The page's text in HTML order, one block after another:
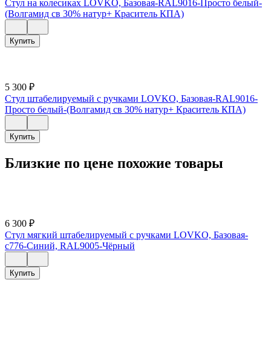
Стул на колесиках LOVKO, Базовая-RAL9016-Просто белый-
(Волгамид св 30% натур+ Краситель КПА)
Купить
5 300 ₽
Стул штабелируемый с ручками LOVKO, Базовая-RAL9016-
Просто белый-(Волгамид св 30% натур+ Краситель КПА)
Купить
Близкие по цене похожие товары
6 300 ₽
Стул мягкий штабелируемый с ручками LOVKO, Базовая-
c776-Синий, RAL9005-Чёрный
Купить